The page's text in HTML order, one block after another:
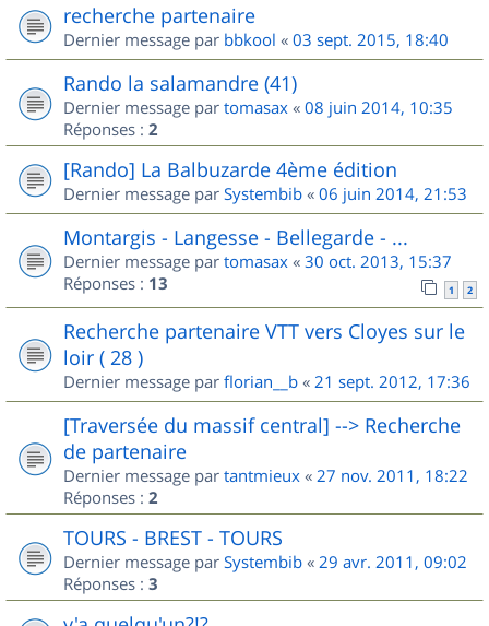
recherche partenaire
Dernier message par bbkool « 03 sept. 2015, 18:40
Rando la salamandre (41)
Dernier message par tomasax « 08 juin 2014, 10:35
Réponses : 2
[Rando] La Balbuzarde 4ème édition
Dernier message par Systembib « 06 juin 2014, 21:53
Montargis - Langesse - Bellegarde - ...
Dernier message par tomasax « 30 oct. 2013, 15:37
Réponses : 13 1 2
Recherche partenaire VTT vers Cloyes sur le
loir ( 28 )
Dernier message par florian__b « 21 sept. 2012, 17:36
[Traversée du massif central] --> Recherche
de partenaire
Dernier message par tantmieux « 27 nov. 2011, 18:22
Réponses : 2
TOURS - BREST - TOURS
Dernier message par Systembib « 29 avr. 2011, 09:02
Réponses : 3